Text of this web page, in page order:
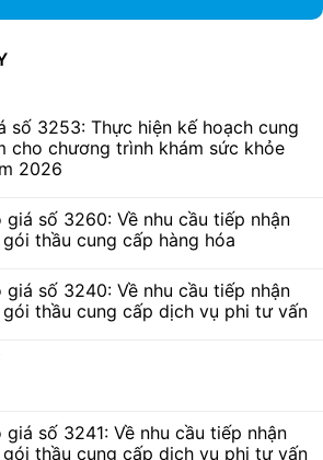
số 3253: Thực hiện kế hoạch cung
cho chương trình khám sức khỏe
2026
giá số 3260: Về nhu cầu tiếp nhận
thầu cung cấp hàng hóa
giá số 3240: Về nhu cầu tiếp nhận
thầu cung cấp dịch vụ phi tư vấn
giá số 3241: Về nhu cầu tiếp nhận
thầu cung cấp dịch vụ phi tư vấn